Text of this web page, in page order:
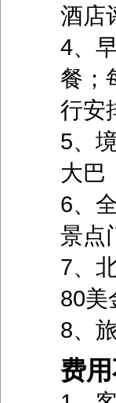
酒店
4、
餐；
行安
5、
大巴
6、
景点
7、
80美
8、
费